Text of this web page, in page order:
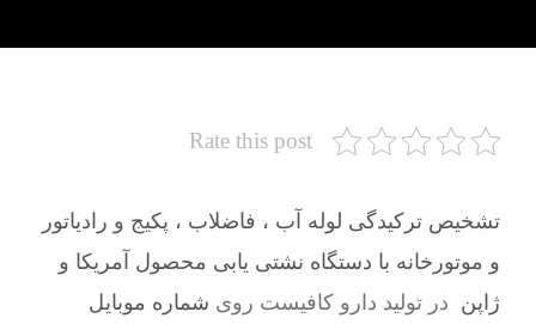
Rate this post
تشخیص ترکیدگی لوله آب ، فاضلاب ، پکیج و رادیاتور
و موتورخانه با دستگاه نشتی یابی محصول آمریکا و
ژاپن در تولید دارو کافیست روی شماره موبایل